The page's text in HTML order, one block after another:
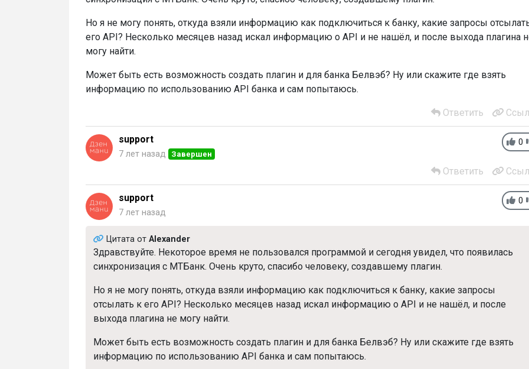
Но я не могу понять, откуда взяли информацию как подключиться к банку, какие запросы
его API? Несколько месяцев назад искал информацию о API и не нашёл, и после выхода плагина
могу найти.
Может быть есть возможность создать плагин и для банка Белвэб? Ну или скажите где взять
информацию по использованию API банка и сам попытаюсь.
Ответить
0
support
7 лет назад Завершен
Ответить
0
support
7 лет назад
Цитата от Alexander
Здравствуйте. Некоторое время не пользовался программой и сегодня увидел, что появилась
синхронизация с МТБанк. Очень круто, спасибо человеку, создавшему плагин.
Но я не могу понять, откуда взяли информацию как подключиться к банку, какие запросы
отсылать к его API? Несколько месяцев назад искал информацию о API и не нашёл, и после
выхода плагина не могу найти.
Может быть есть возможность создать плагин и для банка Белвэб? Ну или скажите где взять
информацию по использованию API банка и сам попытаюсь.